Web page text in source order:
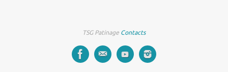
TSG Patinage Contacts